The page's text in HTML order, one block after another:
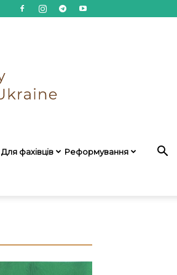
Для фахівців Реформування